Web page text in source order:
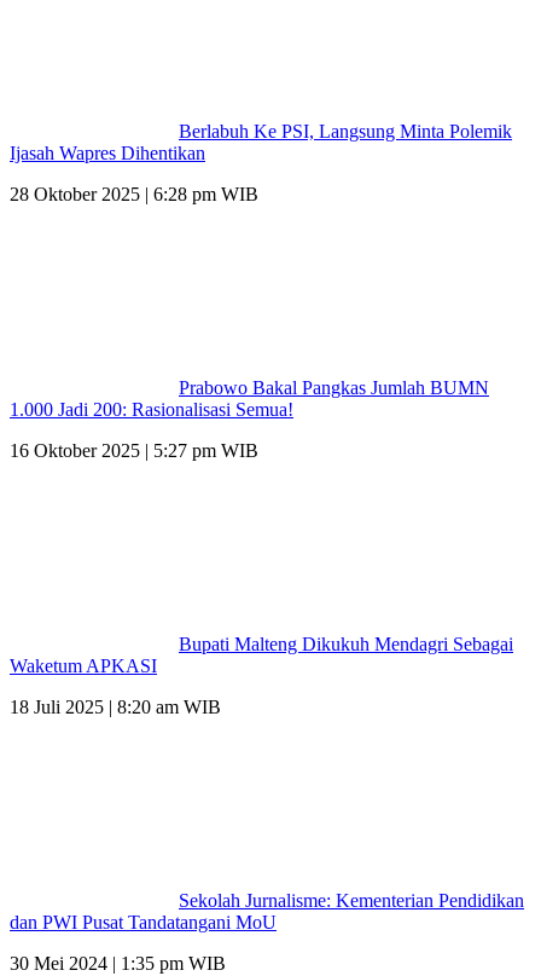
Berlabuh Ke PSI, Langsung Minta Polemik
Ijasah Wapres Dihentikan
28 Oktober 2025 | 6:28 pm WIB
Prabowo Bakal Pangkas Jumlah BUMN
1.000 Jadi 200: Rasionalisasi Semua!
16 Oktober 2025 | 5:27 pm WIB
Bupati Malteng Dikukuh Mendagri Sebagai
Waketum APKASI
18 Juli 2025 | 8:20 am WIB
Sekolah Jurnalisme: Kementerian Pendidikan
dan PWI Pusat Tandatangani MoU
30 Mei 2024 | 1:35 pm WIB